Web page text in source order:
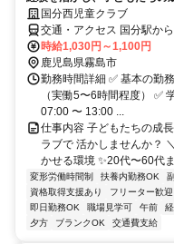
国分西児童クラブ
交通・アクセス 国分駅か
時給1,030円～1,100円
鹿児島県霧島市
勤務時間詳細 ✅ 基本の勤
（実働5〜6時間程度） ✅
07:00 〜 13:00 ...
仕事内容 子どもたちの成
ラブで 活かしませんか？
かせる環境 ✨20代〜60代
変形労働時間制 扶養内勤務OK
資格取得支援あり
フリーター歓迎
即日勤務OK
職場見学可 午前
夕方
ブランクOK 交通費支給